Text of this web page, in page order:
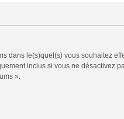
dans le(s)quel(s) vous souhaitez
inclus si vous ne désactivez
».